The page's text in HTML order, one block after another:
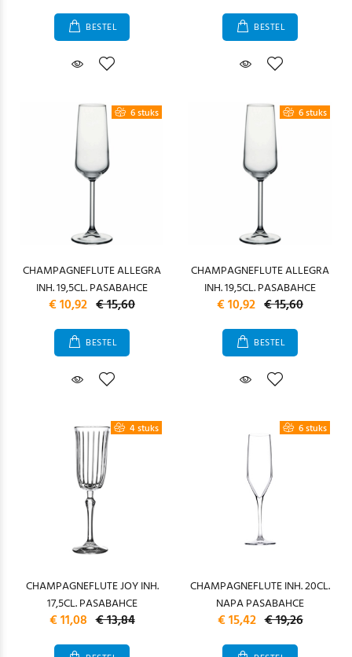
BESTEL BESTEL
6 stuks
CHAMPAGNEFLUTE ALLEGRA
INH. 19,5CL. PASABAHCE
€ 10,92 € 15,60
BESTEL
6 stuks
CHAMPAGNEFLUTE ALLEGRA
INH. 19,5CL. PASABAHCE
€ 10,92 € 15,60
BESTEL
4 stuks
CHAMPAGNEFLUTE JOY INH.
17,5CL. PASABAHCE
€ 11,08 € 13,84
6 stuks
CHAMPAGNEFLUTE INH. 20CL.
NAPA PASABAHCE
€ 15,42 € 19,26